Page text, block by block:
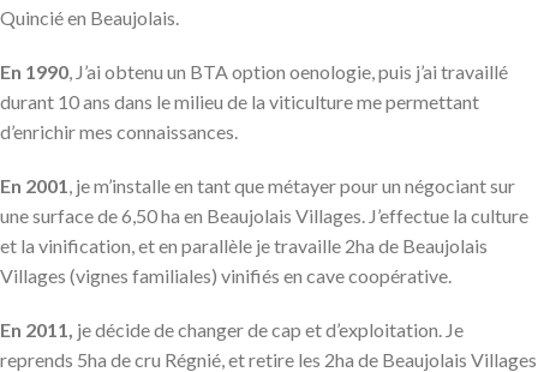
Quincié en Beaujolais.
En 1990, J’ai obtenu un BTA option oenologie, puis j’ai travaillé
durant 10 ans dans le milieu de la viticulture me permettant
d’enrichir mes connaissances.
En 2001, je m’installe en tant que métayer pour un négociant sur
une surface de 6,50 ha en Beaujolais Villages. J’effectue la culture
et la vinification, et en parallèle je travaille 2ha de Beaujolais
Villages (vignes familiales) vinifiés en cave coopérative.
En 2011, je décide de changer de cap et d’exploitation. Je
reprends 5ha de cru Régnié, et retire les 2ha de Beaujolais Villages